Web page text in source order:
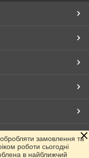
замовлення та
роботи сьогодні
в найближчий